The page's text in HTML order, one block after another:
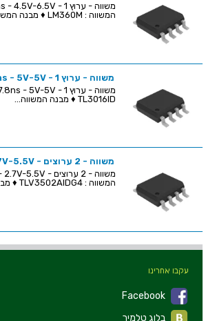
המשווה : LM360M ♦ מבנה המשוו...
משווה - ערוץ 1 - SMD - 7.8ns - 5V-5V
TL3016ID ♦ מבנה המשווה...
משווה - 2 ערוצים - SMD - 4.5ns - 2.7V-5.5V
המשווה : TLV3502AIDG4 ♦ מבנה ה...
עקבו אחרינו
Facebook